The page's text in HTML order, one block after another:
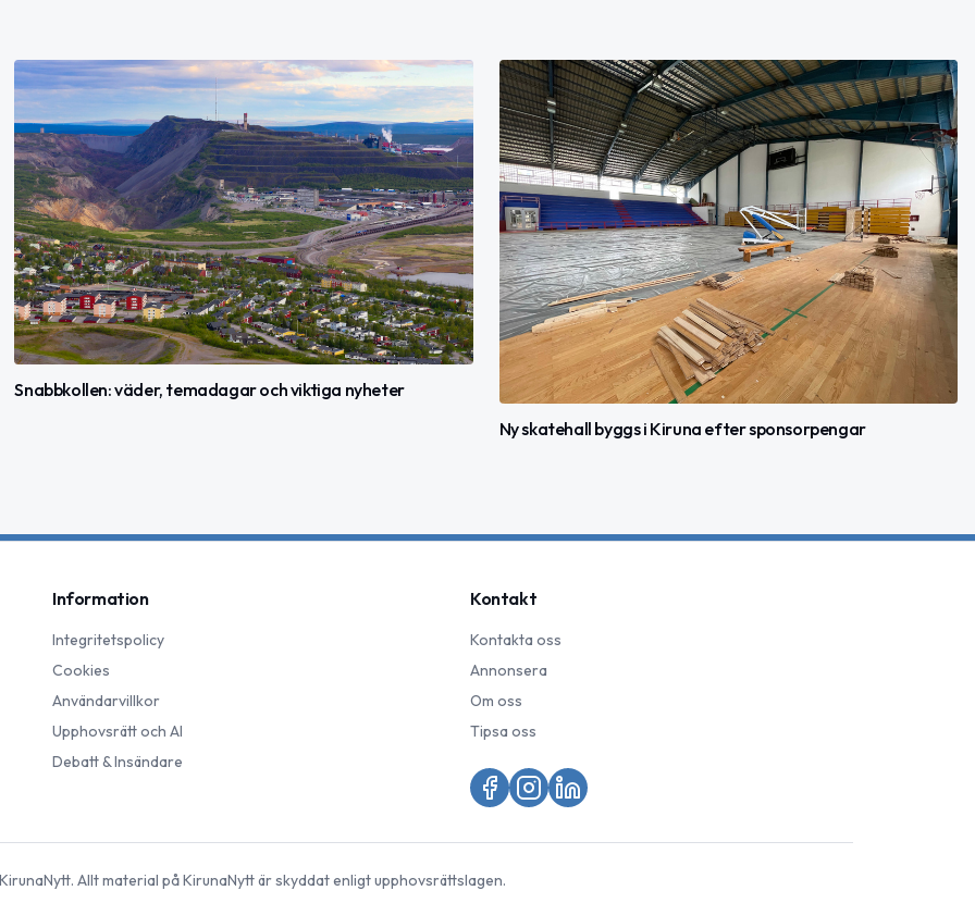
Snabbkollen: väder, temadagar och viktiga nyheter
Ny skatehall byggs i Kiruna efter sponsorpengar
Information
Integritetspolicy
Cookies
Användarvillkor
Upphovsrätt och AI
Debatt & Insändare
Kontakt
Kontakta oss
Annonsera
Om oss
Tipsa oss
. Allt material påKirunaNyttär skyddat enligt upphovsrättslagen.